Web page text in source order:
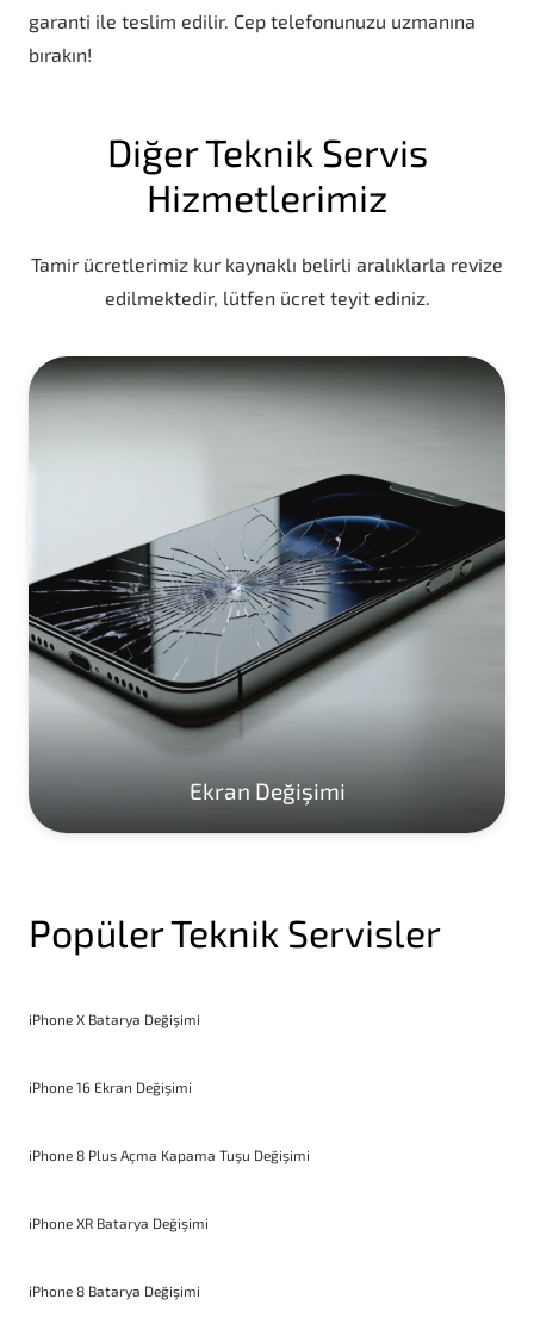
garanti ile teslim edilir. Cep telefonunuzu uzmanına
bırakın!
Diğer Teknik Servis
Hizmetlerimiz
Tamir ücretlerimiz kur kaynaklı belirli aralıklarla revize
edilmektedir, lütfen ücret teyit ediniz.
Ekran Değişimi
Popüler Teknik Servisler
iPhone X Batarya Değişimi
iPhone 16 Ekran Değişimi
iPhone 8 Plus Açma Kapama Tuşu Değişimi
iPhone XR Batarya Değişimi
iPhone 8 Batarya Değişimi